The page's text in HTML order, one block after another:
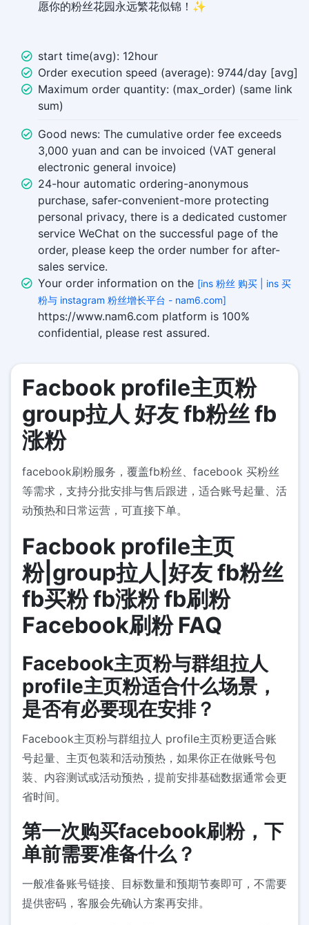
愿你的粉丝花园永远繁花似锦！✨
start time(avg): 12hour
Order execution speed (average): 9744/day [avg]
Maximum order quantity: (max_order) (same link
sum)
Good news: The cumulative order fee exceeds
3,000 yuan and can be invoiced (VAT general
electronic general invoice)
24-hour automatic ordering-anonymous
purchase, safer-convenient-more protecting
personal privacy, there is a dedicated customer
service WeChat on the successful page of the
order, please keep the order number for after-
sales service.
Your order information on the [ins 粉丝 购买 | ins 买
粉与 instagram 粉丝增长平台 - nam6.com]
https://www.nam6.com platform is 100%
confidential, please rest assured.
Facbook profile主页粉
group拉人 好友 fb粉丝 fb
涨粉
facebook刷粉服务，覆盖fb粉丝、facebook 买粉丝
等需求，支持分批安排与售后跟进，适合账号起量、活
动预热和日常运营，可直接下单。
Facbook profile主页
粉|group拉人|好友 fb粉丝
fb买粉 fb涨粉 fb刷粉
Facebook刷粉 FAQ
Facebook主页粉与群组拉人
profile主页粉适合什么场景，
是否有必要现在安排？
Facebook主页粉与群组拉人 profile主页粉更适合账
号起量、主页包装和活动预热，如果你正在做账号包
装、内容测试或活动预热，提前安排基础数据通常会更
省时间。
第一次购买facebook刷粉，下
单前需要准备什么？
一般准备账号链接、目标数量和预期节奏即可，不需要
提供密码，客服会先确认方案再安排。